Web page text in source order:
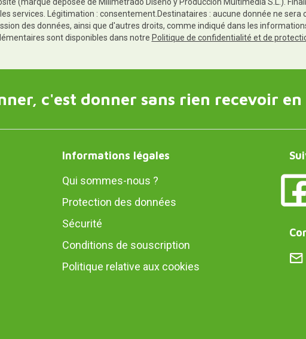
services. Légitimation : consentement.Destinataires : aucune donnée ne sera
des données, ainsi que d'autres droits, comme indiqué dans les
sont disponibles dans notre Politique de confidentialité et de
c'est donner sans rien recevoir
Informations légales
Qui sommes-nous ?
Protection des données
Sécurité
Conditions de souscription
Politique relative aux cookies